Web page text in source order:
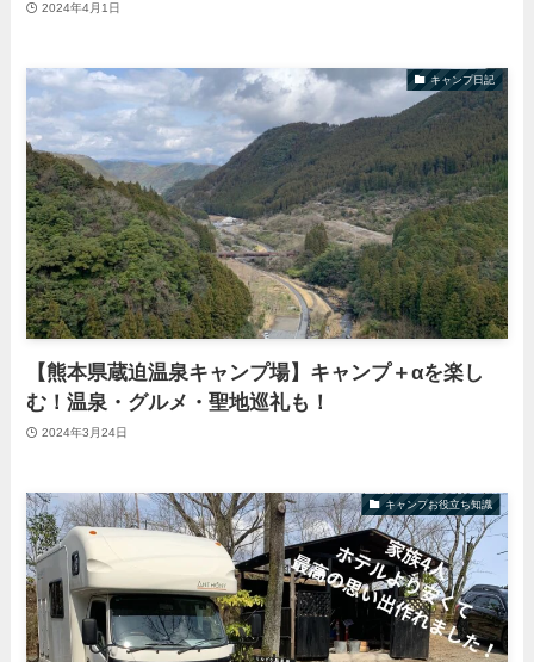
2024年4月1日
キャンプ日記
【熊本県蔵迫温泉キャンプ場】キャンプ＋αを楽し
む！温泉・グルメ・聖地巡礼も！
2024年3月24日
キャンプお役立ち知識